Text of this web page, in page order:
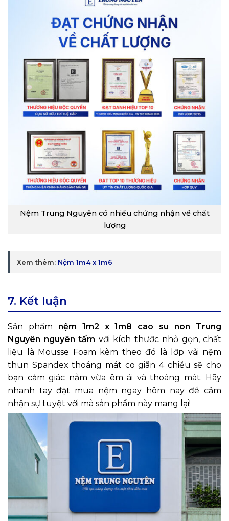
Nệm Trung Nguyên có nhiều chứng nhận về chất
lượng
Xem thêm: Nệm 1m4 x 1m6
7. Kết luận
Sản phẩm nệm 1m2 x 1m8 cao su non Trung
Nguyên nguyên tấm với kích thước nhỏ gọn, chất
liệu là Mousse Foam kèm theo đó là lớp vải nệm
thun Spandex thoáng mát co giãn 4 chiều sẽ cho
bạn cảm giác nằm vừa êm ái và thoáng mát. Hãy
nhanh tay đặt mua nệm ngay hôm nay để cảm
nhận sự tuyệt vời mà sản phẩm này mang lại!